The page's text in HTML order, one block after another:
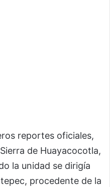
reportes oficiales,
de Huayacocotla,
la unidad se dirigía
procedente de la